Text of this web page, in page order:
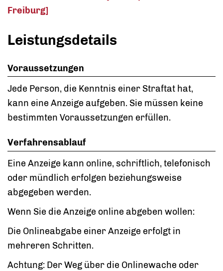
Freiburg]
Leistungsdetails
Voraussetzungen
Jede Person, die Kenntnis einer Straftat hat,
kann eine Anzeige aufgeben. Sie müssen keine
bestimmten Voraussetzungen erfüllen.
Verfahrensablauf
Eine Anzeige kann online, schriftlich, telefonisch
oder mündlich erfolgen beziehungsweise
abgegeben werden.
Wenn Sie die Anzeige online abgeben wollen:
Die Onlineabgabe einer Anzeige erfolgt in
mehreren Schritten.
Achtung: Der Weg über die Onlinewache oder